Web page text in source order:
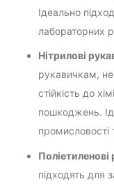
Ідеально
лабораторних
Нітрилові
рукавичкам,
стійкість до
пошкоджень.
промисловості
Поліетиленові
підходять для